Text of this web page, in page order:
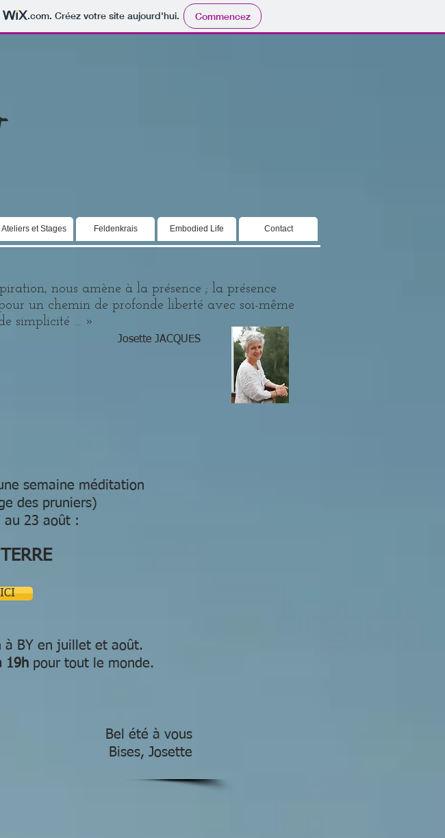
.com. Créez votre site aujourd'hui. Commencez
Ateliers et Stages Feldenkrais Embodied Life Contact
nous amène à la présence ; la présence
un chemin de profonde liberté avec soi-même
simplicité … »
Josette JACQUES
semaine méditation
des pruniers)
au 23 août :
à BY en juillet et août.
19hpour tout le monde.
Bel été à vous
Bises, Josette